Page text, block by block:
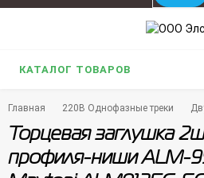
КАТАЛОГ ТОВАРОВ
Главная 220В Однофазные треки
Торцевая заглушка
профиля-ниши ALM-